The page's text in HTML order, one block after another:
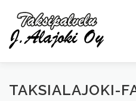
sisältöön
PALVELUT YRITYS
TAKSIALAJOKI-